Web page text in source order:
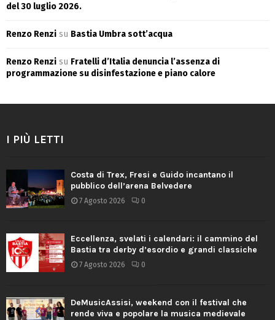
del 30 luglio 2026.
Renzo Renzi su Bastia Umbra sott’acqua
Renzo Renzi su Fratelli d’Italia denuncia l’assenza di
programmazione su disinfestazione e piano calore
I PIÙ LETTI
Costa di Trex, Fresi e Guido incantano il
pubblico dell’arena Belvedere
7 Agosto 2026 0
Eccellenza, svelati i calendari: il cammino del
Bastia tra derby d’esordio e grandi classiche
7 Agosto 2026 0
DeMusicAssisi, weekend con il festival che
rende viva e popolare la musica medievale